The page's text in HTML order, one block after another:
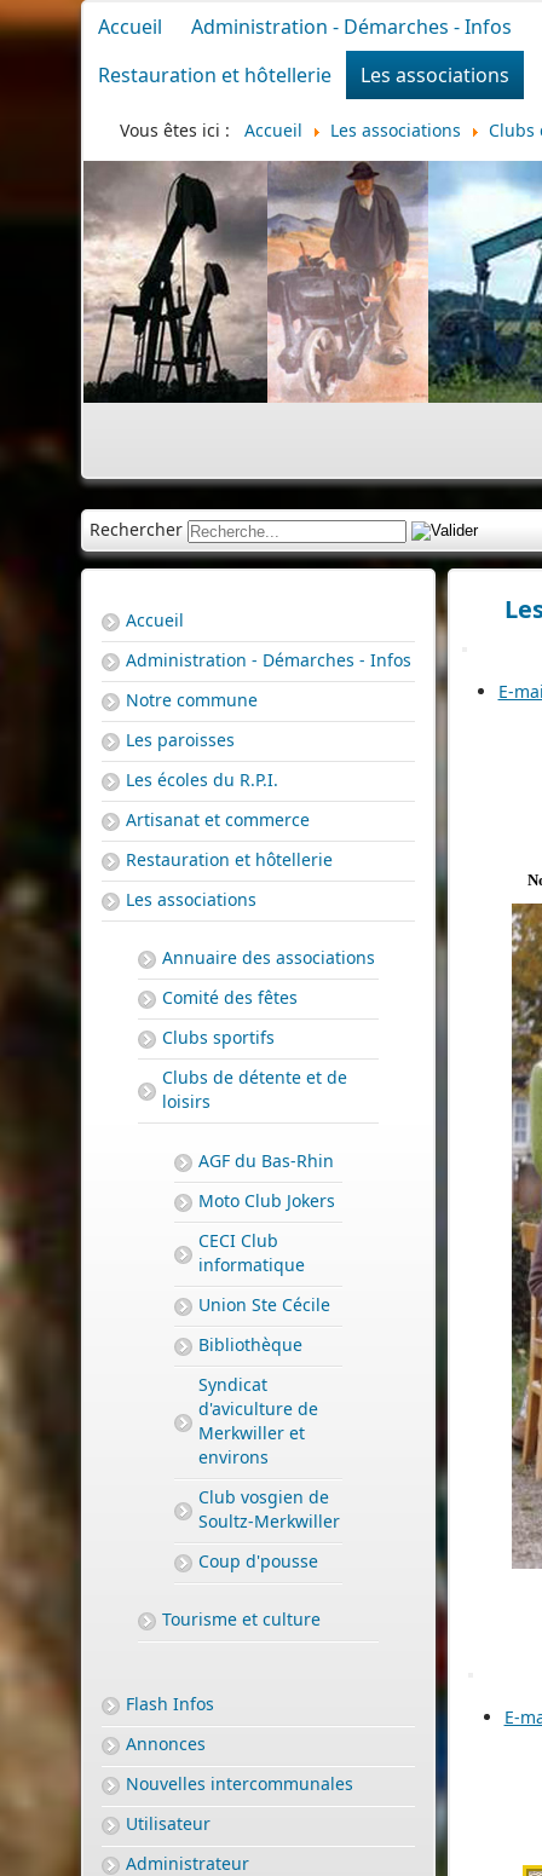
Accueil Administration - Démarches - Infos
Restauration et hôtellerie
Les associations
Vous êtes ici : Accueil Les associations Clubs
Rechercher
Accueil
Administration - Démarches - Infos
Notre commune
Les paroisses
Les écoles du R.P.I.
Artisanat et commerce
Restauration et hôtellerie
Les associations
Annuaire des associations
Comité des fêtes
Clubs sportifs
Clubs de détente et de
loisirs
AGF du Bas-Rhin
Moto Club Jokers
CECI Club
informatique
Union Ste Cécile
Bibliothèque
Syndicat
d'aviculture de
Merkwiller et
environs
Club vosgien de
Soultz-Merkwiller
Coup d'pousse
Tourisme et culture
Flash Infos
Annonces
Nouvelles intercommunales
Utilisateur
Administrateur
E-
E-